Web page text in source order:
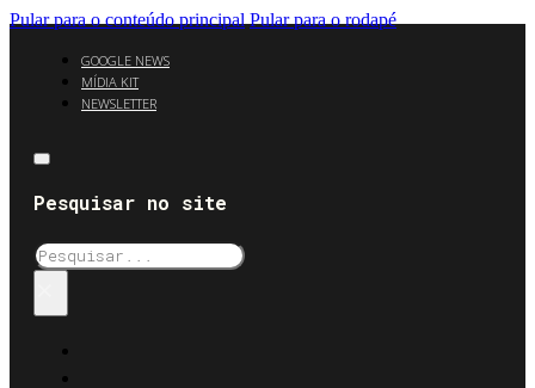
Pular para o conteúdo principal Pular para o rodapé
GOOGLE NEWS
MÍDIA KIT
NEWSLETTER
Pesquisar no site
Pesquisar